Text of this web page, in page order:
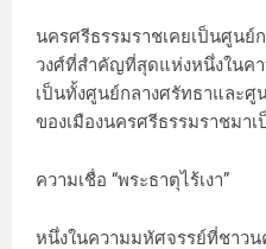
นครศรีธรรมราชเคยเป็นศูนย์
วงศ์ที่สำคัญที่สุดแห่งหนึ่งในค
เป็นทั้งศูนย์กลางศรัทธาและ
ของเมืองนครศรีธรรมราชมาเ
ความเชื่อ “พระธาตุไร้เงา”
หนึ่งในความมหัศจรรย์ที่ชาวน